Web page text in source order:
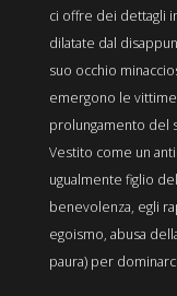
ci offre dei dettagli
dilatate dal
suo occhio
emergono le
prolungamento del
Vestito come un
ugualmente figlio
benevolenza, egli
egoismo, abusa
paura) per